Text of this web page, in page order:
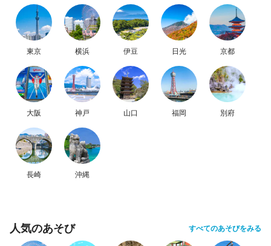
東京 横浜 伊豆 日光 京都
大阪 神戸 山口 福岡 別府
長崎 沖縄
人気のあそび すべてのあそびをみる